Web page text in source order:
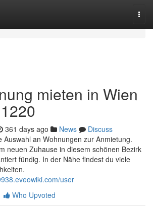
mieten in Wien
361 days ago News
Discuss
Auswahl an Wohnungen zur Anmietung.
neuen Zuhause in diesem schönen Bezirk
fündig. In der Nähe findest du viele
user
Who Upvoted